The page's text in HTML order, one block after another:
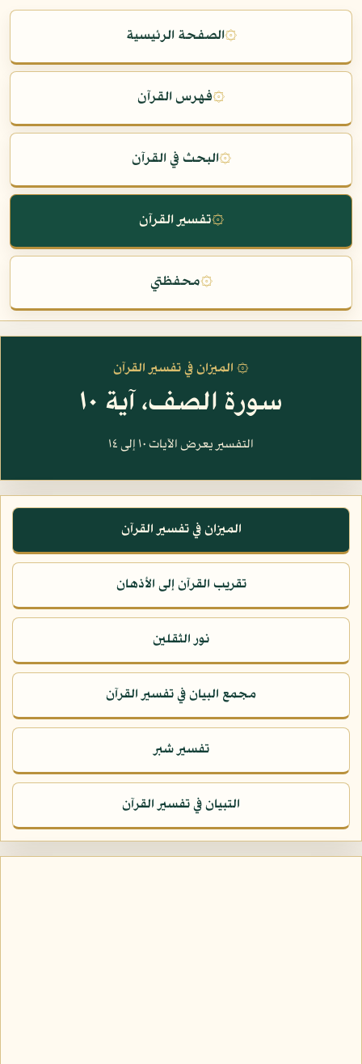
۞الصفحة الرئيسية
۞فهرس القرآن
۞البحث في القرآن
۞تفسير القرآن
۞محفظتي
۞ الميزان في تفسير القرآن
سورة الصف، آية ١٠
التفسير يعرض الآيات ١٠ إلى ١٤
الميزان في تفسير القرآن
تقريب القرآن إلى الأذهان
نور الثقلين
مجمع البيان في تفسير القرآن
تفسير شبر
التبيان في تفسير القرآن